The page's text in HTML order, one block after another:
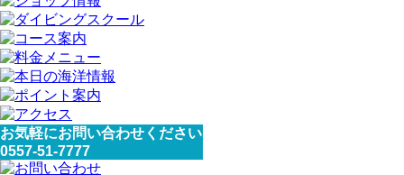
お気軽にお問い合わせください
0557-51-7777